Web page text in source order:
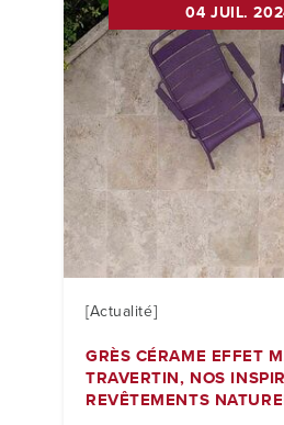
04 JUIL.
[Actualité]
GRÈS CÉRAME EFFET
TRAVERTIN, NOS
REVÊTEMENTS